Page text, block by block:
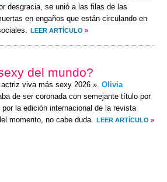
desgracia, se unió a las filas de las
en engaños que están circulando en
LEER ARTÍCULO »
del mundo?
viva más sexy 2026 ». Olivia
de ser coronada con semejante título por
la edición internacional de la revista
momento, no cabe duda.
LEER ARTÍCULO »